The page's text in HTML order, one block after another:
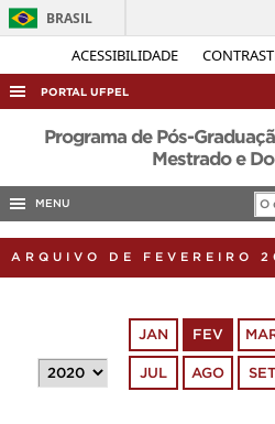
ACESSIBILIDADE
BRASIL
PORTAL UFPEL
ACESSO À INFORMAÇÃO
COBALTO
CONCURSOS
EDITAIS
INTERNACIONAL
PORTARIAS
Programa de Pós-
Mestrado e
MENU
ARQUIVO DE FEVEREIRO
JAN FEV
JUL AGO SET